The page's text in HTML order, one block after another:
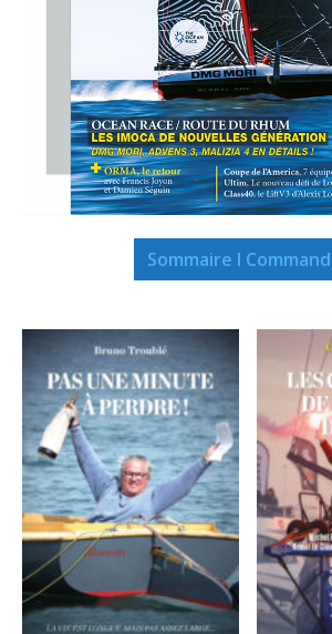
Sommaire I